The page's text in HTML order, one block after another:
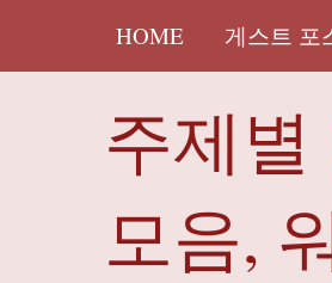
HOME 게스트 포
주제
모음,